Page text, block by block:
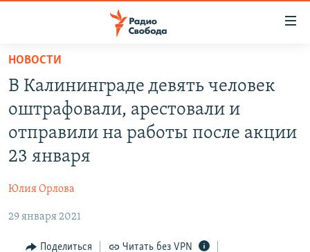
упрощенного
доступа
основному
содержанию
навигации
Вернутся
ПОДКАСТЫ
АВТОРСКИЕ ПРОЕКТЫ
ЦИТАТЫ СВОБОДЫ
КУЛЬТУРА
IDEL.РЕАЛИИ
КАВКАЗ.РЕАЛИИ
НОВОСТИ
В Калининграде девять человек
оштрафовали, арестовали и
отправили на работы после акции
23 января
Юлия Орлова
29 января 2021
Поделиться Читать без VPN